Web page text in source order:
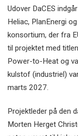
Udover DaCES
Heliac, PlanEnergi
konsortium, der fra
til projektet med
Power-to-Heat og
kulstof (industriel)
marts 2027.
Projektleder på den
Morten Herget